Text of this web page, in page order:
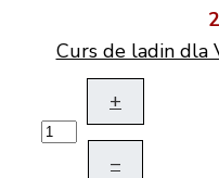
Curs de ladin dla
+
–